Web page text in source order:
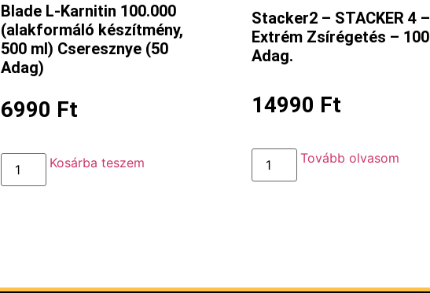
Blade L-Karnitin 100.000
(alakformáló készítmény,
500 ml) Cseresznye (50
Adag)
6990 Ft
Kosárba teszem
Stacker2 – STACKER 4 –
Extrém Zsírégetés – 100
Adag.
14990 Ft
Tovább olvasom